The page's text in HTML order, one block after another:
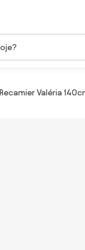
Recamier Valéria